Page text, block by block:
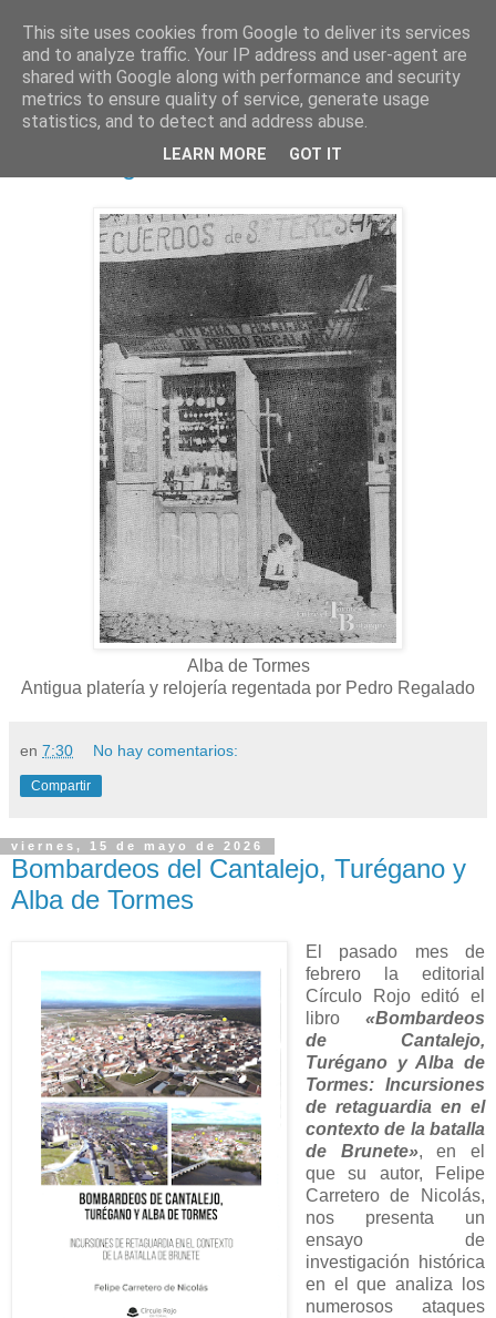
Pedro Regalado
Alba de Tormes
Antigua platería y relojería regentada por Pedro Regalado
en 7:30 No hay comentarios:
Compartir
viernes, 15 de mayo de 2026
Bombardeos del Cantalejo, Turégano y
Alba de Tormes
El pasado mes de
febrero la editorial
Círculo Rojo editó el
libro «Bombardeos
de Cantalejo,
Turégano y Alba de
Tormes: Incursiones
de retaguardia en el
contexto de la batalla
de Brunete», en el
que su autor, Felipe
Carretero de Nicolás,
nos presenta un
ensayo de
investigación histórica
en el que analiza los
numerosos ataques
This site uses cookies from Google to deliver its services
and to analyze traffic. Your IP address and user-agent are
shared with Google along with performance and security
metrics to ensure quality of service, generate usage
statistics, and to detect and address abuse.
LEARN MORE GOT IT